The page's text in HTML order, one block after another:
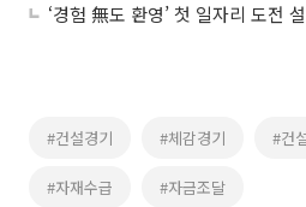
‘경험 無도 환영’ 첫 일자리 도전
#건설경기 #체감경기 #건
#자재수급 #자금조달